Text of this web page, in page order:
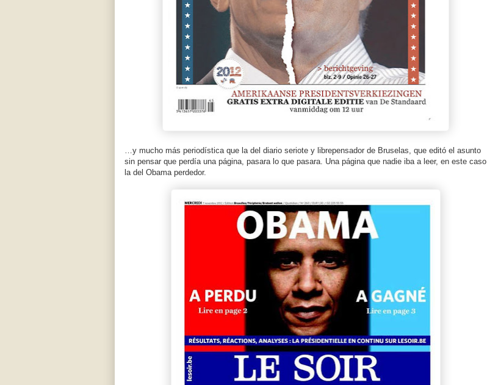
…y mucho más periodística que la del diario seriote y librepensador de Bruselas, que editó el asunto
sin pensar que perdía una página, pasara lo que pasara. Una página que nadie iba a leer, en este caso
la del Obama perdedor.